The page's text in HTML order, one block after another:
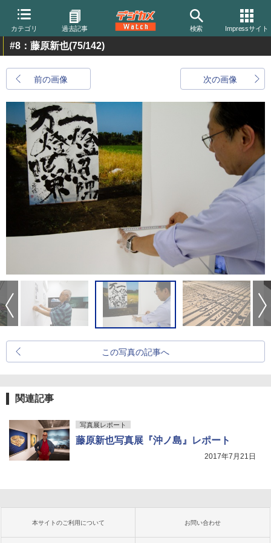
カテゴリ 過去記事 検索 Impressサイト
#8：藤原新也(75/142)
前の画像 次の画像
この写真の記事へ
関連記事
写真展レポート
藤原新也写真展『沖ノ島』レポート
2017年7月21日
本サイトのご利用について お問い合わせ